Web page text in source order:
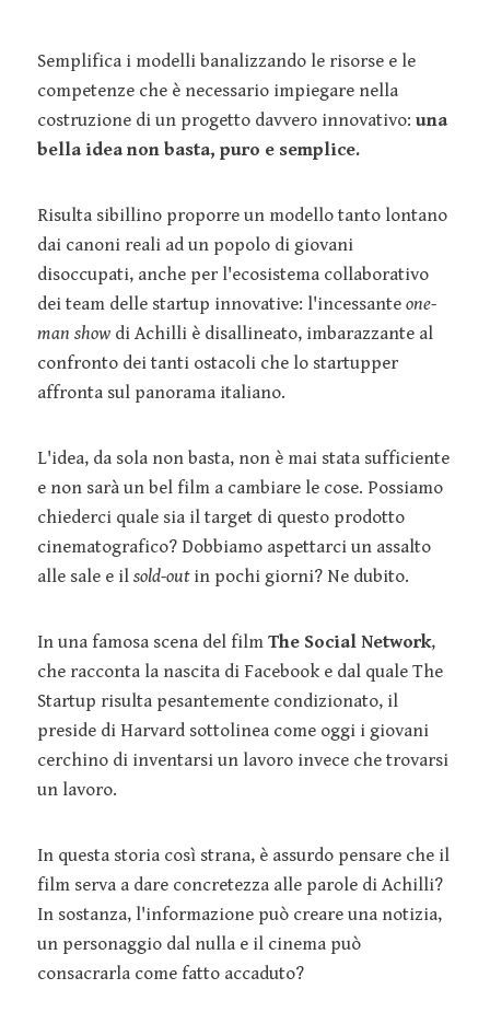
Semplifica i modelli banalizzando le risorse e le
competenze che è necessario impiegare nella
costruzione di un progetto davvero innovativo: una
bella idea non basta, puro e semplice.
Risulta sibillino proporre un modello tanto lontano
dai canoni reali ad un popolo di giovani
disoccupati, anche per l'ecosistema collaborativo
dei team delle startup innovative: l'incessante one-
man show di Achilli è disallineato, imbarazzante al
confronto dei tanti ostacoli che lo startupper
affronta sul panorama italiano.
L'idea, da sola non basta, non è mai stata sufficiente
e non sarà un bel film a cambiare le cose. Possiamo
chiederci quale sia il target di questo prodotto
cinematografico? Dobbiamo aspettarci un assalto
alle sale e il sold-outin pochi giorni? Ne dubito.
In una famosa scena del film The Social Network,
che racconta la nascita di Facebook e dal quale The
Startup risulta pesantemente condizionato, il
preside di Harvard sottolinea come oggi i giovani
cerchino di inventarsi un lavoro invece che trovarsi
un lavoro.
In questa storia così strana, è assurdo pensare che il
film serva a dare concretezza alle parole di Achilli?
In sostanza, l'informazione può creare una notizia,
un personaggio dal nulla e il cinema può
consacrarla come fatto accaduto?